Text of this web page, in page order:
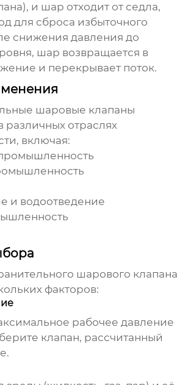
и шар отходит от седла,
для сброса избыточного
снижения давления до
шар возвращается в
и перекрывает поток.
шаровые клапаны
различных отраслях
включая:
и водоотведение
шарового клапана
факторов:
рабочее давление
клапан, рассчитанный